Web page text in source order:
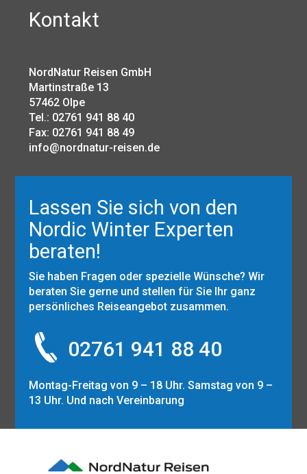
Kontakt
NordNatur Reisen GmbH
Martinstraße 13
57462 Olpe
Tel.: 02761 941 88 40
Fax: 02761 941 88 49
info@nordnatur-reisen.de
Lassen Sie sich von den
Nordic Winter Experten
beraten!
Sie haben Fragen oder spezielle Wünsche? Wir
beraten Sie gerne und stellen für Sie Ihr ganz
persönliches Reiseangebot zusammen.
02761 941 88 40
Montag-Freitag von 9 – 18 Uhr. Samstag von 9 –
13 Uhr. Und nach Vereinbarung